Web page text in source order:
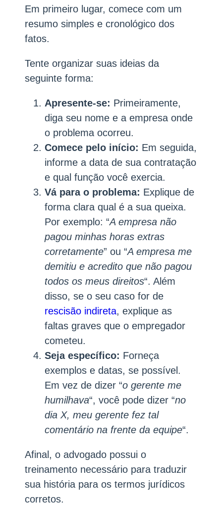
Em primeiro lugar, comece com um
resumo simples e cronológico dos
fatos.
Tente organizar suas ideias da
seguinte forma:
Apresente-se: Primeiramente,
diga seu nome e a empresa onde
o problema ocorreu.
Comece pelo início: Em seguida,
informe a data de sua contratação
e qual função você exercia.
Vá para o problema: Explique de
forma clara qual é a sua queixa.
Por exemplo: “A empresa não
pagou minhas horas extras
corretamente” ou “A empresa me
demitiu e acredito que não pagou
todos os meus direitos“. Além
disso, se o seu caso for de
rescisão indireta, explique as
faltas graves que o empregador
cometeu.
Seja específico: Forneça
exemplos e datas, se possível.
Em vez de dizer “o gerente me
humilhava“, você pode dizer “no
dia X, meu gerente fez tal
comentário na frente da equipe“.
Afinal, o advogado possui o
treinamento necessário para traduzir
sua história para os termos jurídicos
corretos.